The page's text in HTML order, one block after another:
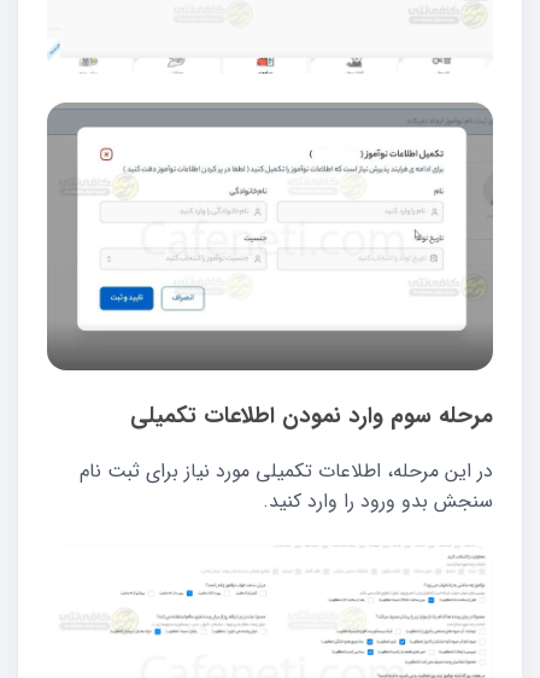
مرحله سوم وارد نمودن اطلاعات تکمیلی
در این مرحله، اطلاعات تکمیلی مورد نیاز برای ثبت نام
سنجش بدو ورود را وارد کنید.